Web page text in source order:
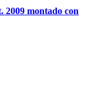
montado con